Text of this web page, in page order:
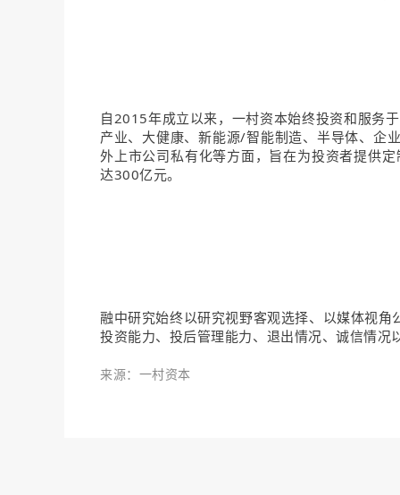
自2015年成立以来，一村资本始终投资和服务
产业、大健康、新能源/智能制造、半导体、企
外上市公司私有化等方面，旨在为投资者提供
达300亿元。
融中研究始终以研究视野客观选择、以媒体视
投资能力、投后管理能力、退出情况、诚信情
来源：一村资本